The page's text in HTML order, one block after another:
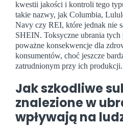
kwestii jakości i kontroli tego
takie nazwy, jak Columbia,
Navy czy REI, które jednak nie
SHEIN. Toksyczne ubrania tych
poważne konsekwencje dla
konsumentów, choć jeszcze
zatrudnionym przy ich produkcji.
Jak szkodliwe
znalezione w
wpływają na